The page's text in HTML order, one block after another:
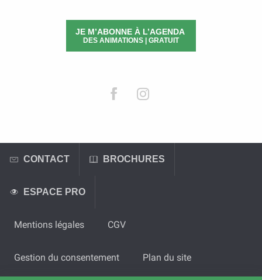
JE M’ABONNE À L’AGENDA
DES ANIMATIONS | GRATUIT
CONTACT BROCHURES
ESPACE PRO
Mentions légales CGV
Gestion du consentement Plan du site